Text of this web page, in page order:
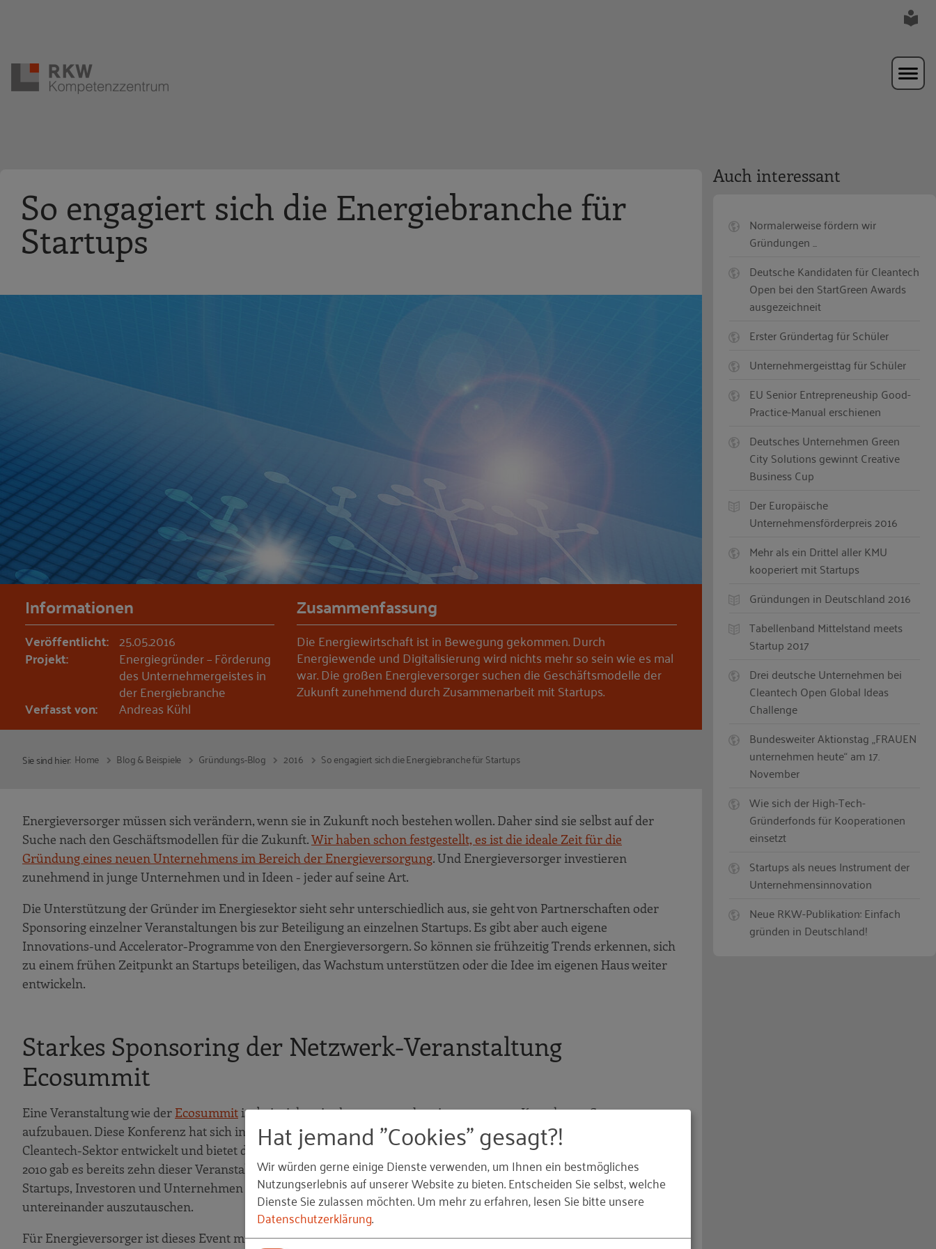
So engagiert sich die Energiebranche für
Startups
Informationen
Veröffentlicht: 25.05.2016
Projekt: Energiegründer – Förderung
des Unternehmergeistes in
der Energiebranche
Verfasst von: Andreas Kühl
Zusammenfassung
Die Energiewirtschaft ist in Bewegung gekommen. Durch
Energiewende und Digitalisierung wird nichts mehr so sein wie es mal
war. Die großen Energieversorger suchen die Geschäftsmodelle der
Zukunft zunehmend durch Zusammenarbeit mit Startups.
Sie sind hier: Home Blog & Beispiele Gründungs-Blog 2016 So engagiert sich die Energiebranche für Startups
Energieversorger müssen sich verändern, wenn sie in Zukunft noch bestehen wollen. Daher sind sie selbst auf der
Suche nach den Geschäftsmodellen für die Zukunft.Wir haben schon festgestellt, es ist die ideale Zeit für die
Gründung eines neuen Unternehmens im Bereich der Energieversorgung. Und Energieversorger investieren
zunehmend in junge Unternehmen und in Ideen - jeder auf seine Art.
Die Unterstützung der Gründer im Energiesektor sieht sehr unterschiedlich aus, sie geht von Partnerschaften oder
Sponsoring einzelner Veranstaltungen bis zur Beteiligung an einzelnen Startups. Es gibt aber auch eigene
Innovations-und Accelerator-Programme von den Energieversorgern. So können sie frühzeitig Trends erkennen, sich
zu einem frühen Zeitpunkt an Startups beteiligen, das Wachstum unterstützen oder die Idee im eigenen Haus weiter
entwickeln.
Starkes Sponsoring der Netzwerk-Veranstaltung
Ecosummit
Eine Veranstaltung wie der Ecosummit ist beispielsweise hervorragend geeignet um erste Kontakte zu Startups
aufzubauen. Diese Konferenz hat sich in den letzten fünf Jahren zur führenden Veranstaltung für Startups aus dem
Cleantech-Sektor entwickelt und bietet die Möglichkeit Kontakte zu Investoren und Unternehmen zu knüpfen. Seit
2010 gab es bereits zehn dieser Veranstaltungen, die hauptsächlich in Berlin und in London stattgefunden haben.
Startups, Investoren und Unternehmen haben dort die Möglichkeit sich vorzustellen und in den Pausen
untereinander auszutauschen.
Für Energieversorger ist dieses Event mittlerweile so wichtig geworden, dass sie nicht nur Teilnehmer der
Auch interessant
Normalerweise fördern wir
Gründungen ...
Deutsche Kandidaten für Cleantech
Open bei den StartGreen Awards
ausgezeichneit
Erster Gründertag für Schüler
Unternehmergeisttag für Schüler
EU Senior Entrepreneuship Good-
Practice-Manual erschienen
Deutsches Unternehmen Green
City Solutions gewinnt Creative
Business Cup
Der Europäische
Unternehmensförderpreis 2016
Mehr als ein Drittel aller KMU
kooperiert mit Startups
Gründungen in Deutschland 2016
Tabellenband Mittelstand meets
Startup 2017
Drei deutsche Unternehmen bei
Cleantech Open Global Ideas
Challenge
Bundesweiter Aktionstag „FRAUEN
unternehmen heute“ am 17.
November
Wie sich der High-Tech-
Gründerfonds für Kooperationen
einsetzt
Startups als neues Instrument der
Unternehmensinnovation
Neue RKW-Publikation: Einfach
gründen in Deutschland!
Hat jemand "Cookies" gesagt?!
Wir würden gerne einige Dienste verwenden, um Ihnen ein bestmögliches
Nutzungserlebnis auf unserer Website zu bieten. Entscheiden Sie selbst, welche
Dienste Sie zulassen möchten.Um mehr zu erfahren, lesen Sie bitte unsere
Datenschutzerklärung.